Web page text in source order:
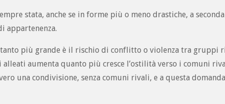
stata, anche se in forme più o meno drastiche, a seconda
appartenenza.
più grande è il rischio di conflitto o violenza tra gruppi
aumenta quanto più cresce l’ostilità verso i comuni
una condivisione, senza comuni rivali, e a questa